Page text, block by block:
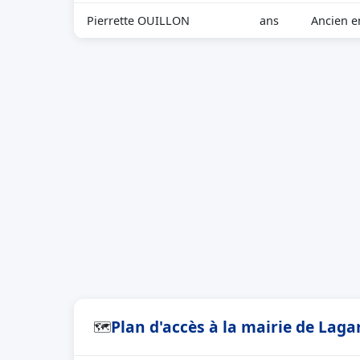
Pierrette OUILLON ans Ancien
🗺Plan d'accès à la mairie de